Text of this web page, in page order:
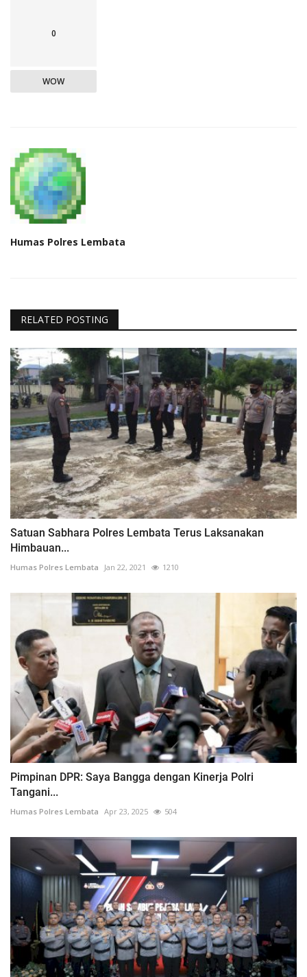
0
WOW
Humas Polres Lembata
RELATED POSTING
Satuan Sabhara Polres Lembata Terus Laksanakan
Himbauan...
Humas Polres Lembata Jan 22, 2021 1210
Pimpinan DPR: Saya Bangga dengan Kinerja Polri
Tangani...
Humas Polres Lembata Apr 23, 2025 504